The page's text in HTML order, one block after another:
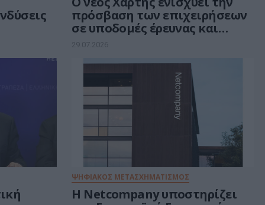
πρόσβαση των επιχειρήσεων
σε υποδομές έρευνας και
τεχνολογίας αιχμής στην
29.07.2026
ΨΗΦΙΑΚΟΣ ΜΕΤΑΣΧΗΜΑΤΙΣΜΟΣ
Η Netcompany υποστηρίζει